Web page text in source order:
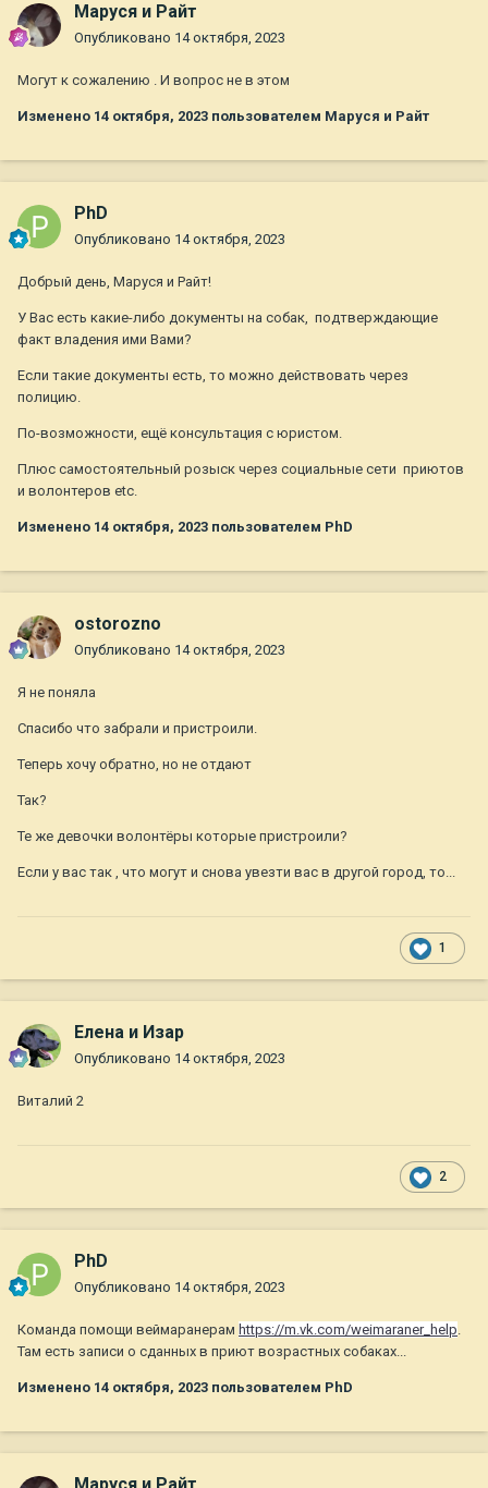
Маруся и Райт
Опубликовано 14 октября, 2023
Могут к сожалению . И вопрос не в этом
Изменено 14 октября, 2023 пользователем Маруся и Райт
PhD
Опубликовано 14 октября, 2023
Добрый день, Маруся и Райт!
У Вас есть какие-либо документы на собак, подтверждающие
факт владения ими Вами?
Если такие документы есть, то можно действовать через
полицию.
По-возможности, ещё консультация с юристом.
Плюс самостоятельный розыск через социальные сети приютов
и волонтеров etc.
Изменено 14 октября, 2023 пользователем PhD
ostorozno
Опубликовано 14 октября, 2023
Я не поняла
Спасибо что забрали и пристроили.
Теперь хочу обратно, но не отдают
Так?
Те же девочки волонтёры которые пристроили?
Если у вас так , что могут и снова увезти вас в другой город, то...
1
Елена и Изар
Опубликовано 14 октября, 2023
Виталий 2
2
PhD
Опубликовано 14 октября, 2023
Команда помощи веймаранерам https://m.vk.com/weimaraner_help.
Там есть записи о сданных в приют возрастных собаках...
Изменено 14 октября, 2023 пользователем PhD